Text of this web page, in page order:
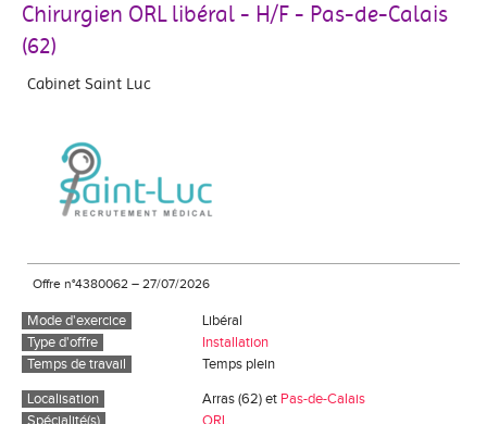
Chirurgien ORL libéral - H/F - Pas-de-Calais
(62)
Cabinet Saint Luc
Offre n°4380062 – 27/07/2026
Mode d'exercice
Libéral
Type d'offre
Installation
Temps de travail
Temps plein
Localisation
Arras (62) et Pas-de-Calais